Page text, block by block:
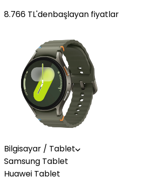
8.766 TL'denbaşlayan fiyatlar
Bilgisayar / Tablet
Samsung Tablet
Huawei Tablet